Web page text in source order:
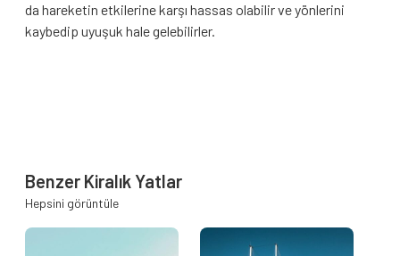
da hareketin etkilerine karşı hassas olabilir ve yönlerini
kaybedip uyuşuk hale gelebilirler.
Benzer Kiralık Yatlar
Hepsini görüntüle